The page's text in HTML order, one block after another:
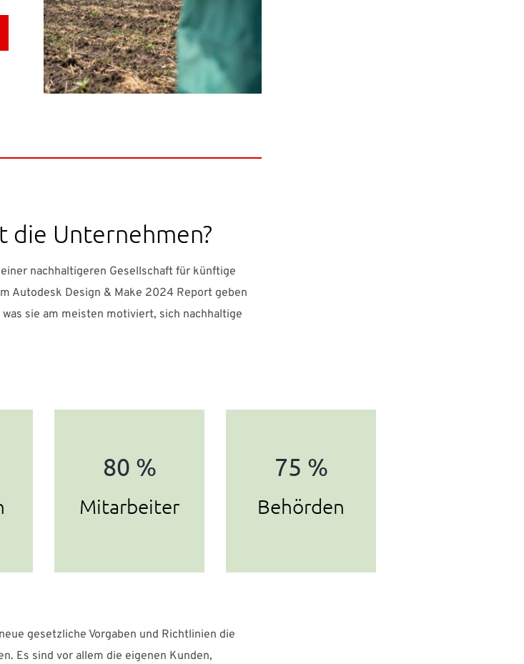
die Unternehmen?
nachhaltigeren Gesellschaft für künftige
Autodesk Design & Make 2024 Report geben
sie am meisten motiviert, sich nachhaltige
80 %
Mitarbeiter
75 %
Behörden
gesetzliche Vorgaben und Richtlinien die
Es sind vor allem die eigenen Kunden,